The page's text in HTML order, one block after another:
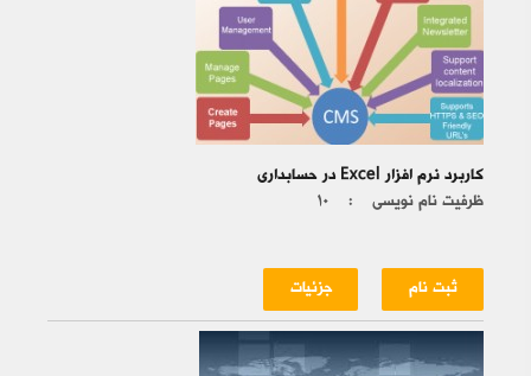
کاربرد نرم افزار Excel در حسابداری
ظرفیت نام نویسی : ۱۰
ثبت نام جزئیات